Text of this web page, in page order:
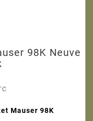
98K Neuve
Mauser 98K